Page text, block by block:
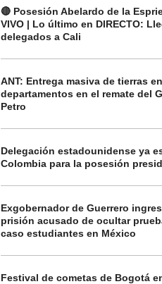
🔴 Posesión Abelardo de la
VIVO | Lo último en DIRECTO:
delegados a Cali
ANT: Entrega masiva de tierras
departamentos en el remate del
Petro
Delegación estadounidense ya
Colombia para la posesión
Exgobernador de Guerrero
prisión acusado de ocultar
caso estudiantes en México
Festival de cometas de Bogotá